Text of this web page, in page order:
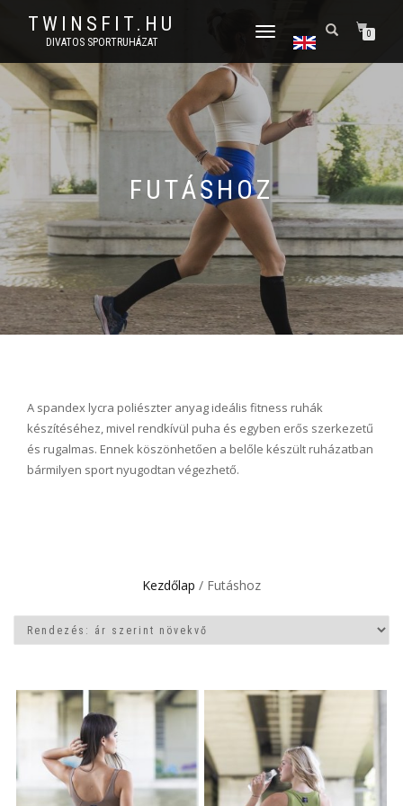
TWINSFIT.HU
DIVATOS SPORTRUHÁZAT
TOGGLE
NAVIGATION
0
FUTÁSHOZ
A spandex lycra poliészter anyag ideális fitness ruhák
készítéséhez, mivel rendkívül puha és egyben erős szerkezetű
és rugalmas. Ennek köszönhetően a belőle készült ruházatban
bármilyen sport nyugodtan végezhető.
Kezdőlap / Futáshoz